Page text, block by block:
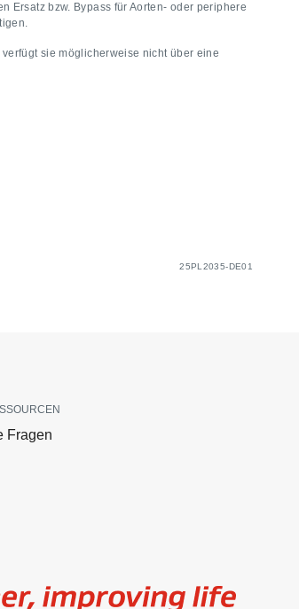
Ersatz bzw. Bypass für Aorten- oder periphere
sie möglicherweise nicht über eine
25PL2035-DE01
Fragen